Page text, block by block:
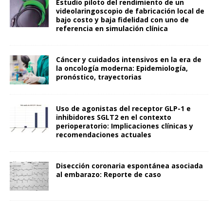
Estudio piloto del rendimiento de un
videolaringoscopio de fabricación local de
bajo costo y baja fidelidad con uno de
referencia en simulación clínica
Cáncer y cuidados intensivos en la era de
la oncología moderna: Epidemiología,
pronóstico, trayectorias
Uso de agonistas del receptor GLP-1 e
inhibidores SGLT2 en el contexto
perioperatorio: Implicaciones clínicas y
recomendaciones actuales
Disección coronaria espontánea asociada
al embarazo: Reporte de caso